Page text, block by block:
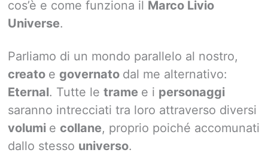
cos’è e come funziona il Marco Livio
Universe.
Parliamo di un mondo parallelo al nostro,
creato e governato dal me alternativo:
Eternal. Tutte le trame e i personaggi
saranno intrecciati tra loro attraverso diversi
volumi e collane, proprio poiché accomunati
dallo stesso universo.